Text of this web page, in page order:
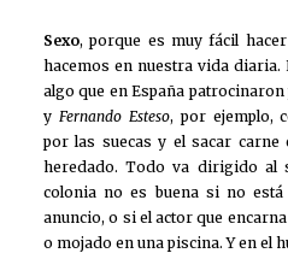
Sexo, porque es muy fácil
hacemos en nuestra vida diaria.
algo que en España
y Fernando Esteso, por ejemplo,
por las suecas y el sacar carne
heredado. Todo va dirigido al
colonia no es buena si no
anuncio, o si el actor que
o mojado en una piscina. Y en el